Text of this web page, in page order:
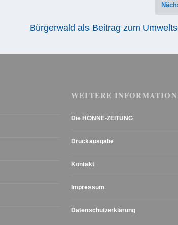
Bürgerwald als Beitrag zum
WEITERE
Die HÖNNE-ZEITUNG
Druckausgabe
Kontakt
Impressum
Datenschutzerklärung